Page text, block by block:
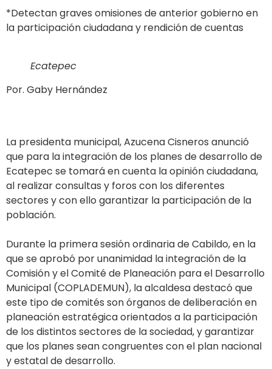
*Detectan graves omisiones de anterior gobierno en
la participación ciudadana y rendición de cuentas
Ecatepec
Por. Gaby Hernández
La presidenta municipal, Azucena Cisneros anunció
que para la integración de los planes de desarrollo de
Ecatepec se tomará en cuenta la opinión ciudadana,
al realizar consultas y foros con los diferentes
sectores y con ello garantizar la participación de la
población.
Durante la primera sesión ordinaria de Cabildo, en la
que se aprobó por unanimidad la integración de la
Comisión y el Comité de Planeación para el Desarrollo
Municipal (COPLADEMUN), la alcaldesa destacó que
este tipo de comités son órganos de deliberación en
planeación estratégica orientados a la participación
de los distintos sectores de la sociedad, y garantizar
que los planes sean congruentes con el plan nacional
y estatal de desarrollo.